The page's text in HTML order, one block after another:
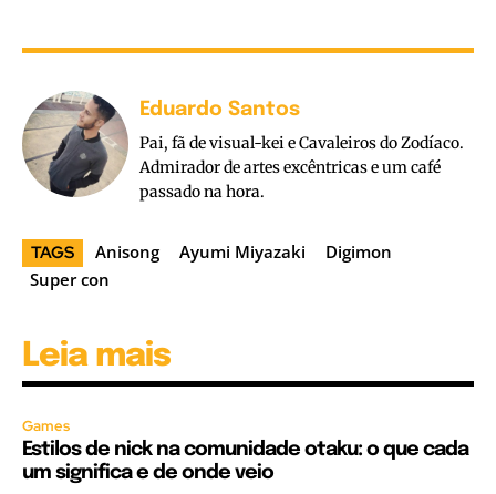
Eduardo Santos
Pai, fã de visual-kei e Cavaleiros do Zodíaco.
Admirador de artes excêntricas e um café
passado na hora.
TAGS Anisong Ayumi Miyazaki
Digimon
Super con
Leia mais
Games
Estilos de nick na comunidade otaku: o que cada
um significa e de onde veio